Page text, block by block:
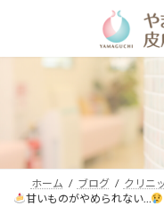
ン
プ
ー
動
ホーム ブログ
クリニ
甘いものがやめられない…